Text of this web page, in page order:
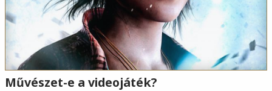
Művészet-e a videojáték?